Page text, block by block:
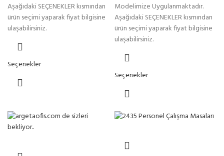
Aşağıdaki SEÇENEKLER kısmından
ürün seçimi yaparak fiyat bilgisine
ulaşabilirsiniz.
Seçenekler
Modelimize Uygulanmaktadır.
Aşağıdaki SEÇENEKLER kısmından
ürün seçimi yaparak fiyat bilgisine
ulaşabilirsiniz.
Seçenekler